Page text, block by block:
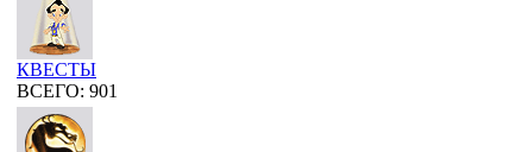
КВЕСТЫ
ВСЕГО: 901